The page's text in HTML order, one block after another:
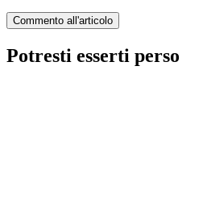
Potresti esserti perso